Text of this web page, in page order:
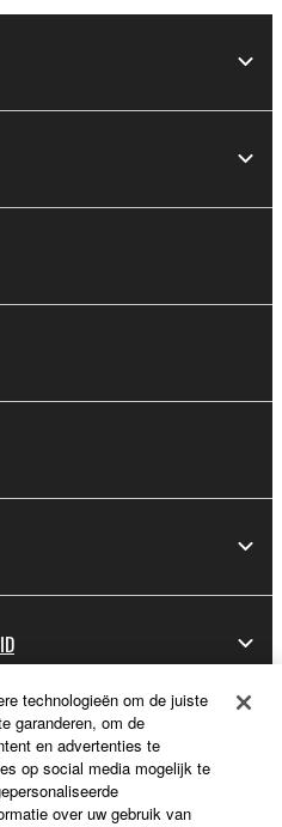
technologieën om de juiste
garanderen, om de
en advertenties te
op social media mogelijk te
over uw gebruik van